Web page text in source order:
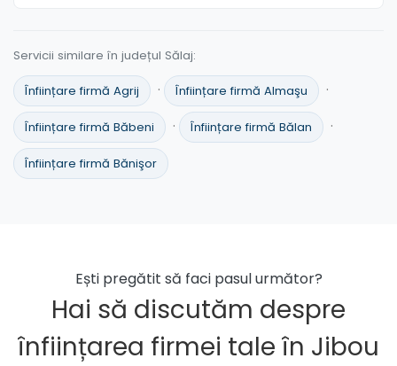
Servicii similare în județul Sălaj:
Înființare firmă Agrij · Înființare firmă Almaşu ·
Înființare firmă Băbeni · Înființare firmă Bălan ·
Înființare firmă Bănişor
Ești pregătit să faci pasul următor?
Hai să discutăm despre
înființarea firmei tale în Jibou